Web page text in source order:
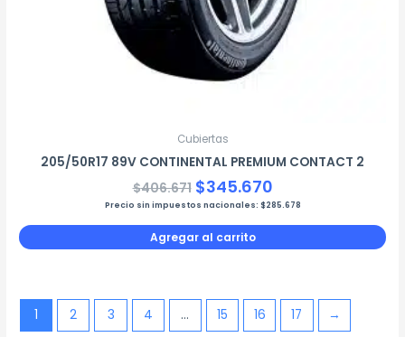
Cubiertas
205/50R17 89V CONTINENTAL PREMIUM CONTACT 2
$406.671 $345.670
Precio sin impuestos nacionales: $285.678
Agregar al carrito
1 2 3 4 … 15 16 17 →